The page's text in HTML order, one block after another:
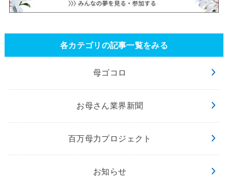
各カテゴリの記事一覧をみる
母ゴコロ
お母さん業界新聞
百万母力プロジェクト
お知らせ